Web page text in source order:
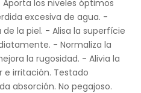
los niveles óptimos
excesiva de agua. -
la piel. - Alisa la superfície
- Normaliza la
la rugosidad. - Alivia la
e irritación. Testado
absorción. No pegajoso.